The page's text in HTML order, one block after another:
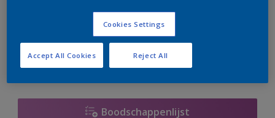
te bestellen. Houd de website in de gaten, we werken
er hard aan om de voorraad aan te vullen.
Boodschappenlijst
Cookies Settings
Reject All
Accept All Cookies